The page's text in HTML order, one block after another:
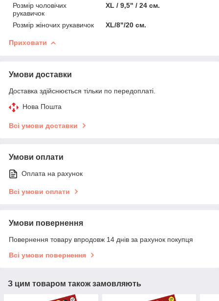
Розмір чоловічих
рукавичок
XL / 9,5" / 24 см.
Розмір жіночих рукавичок XL/8"/20 см.
Приховати
Умови доставки
Доставка здійснюється тільки по передоплаті.
Нова Пошта
Всі умови доставки
Умови оплати
Оплата на рахунок
Всі умови оплати
Умови повернення
Повернення товару впродовж 14 днів за рахунок покупця
Всі умови повернення
З цим товаром також замовляють